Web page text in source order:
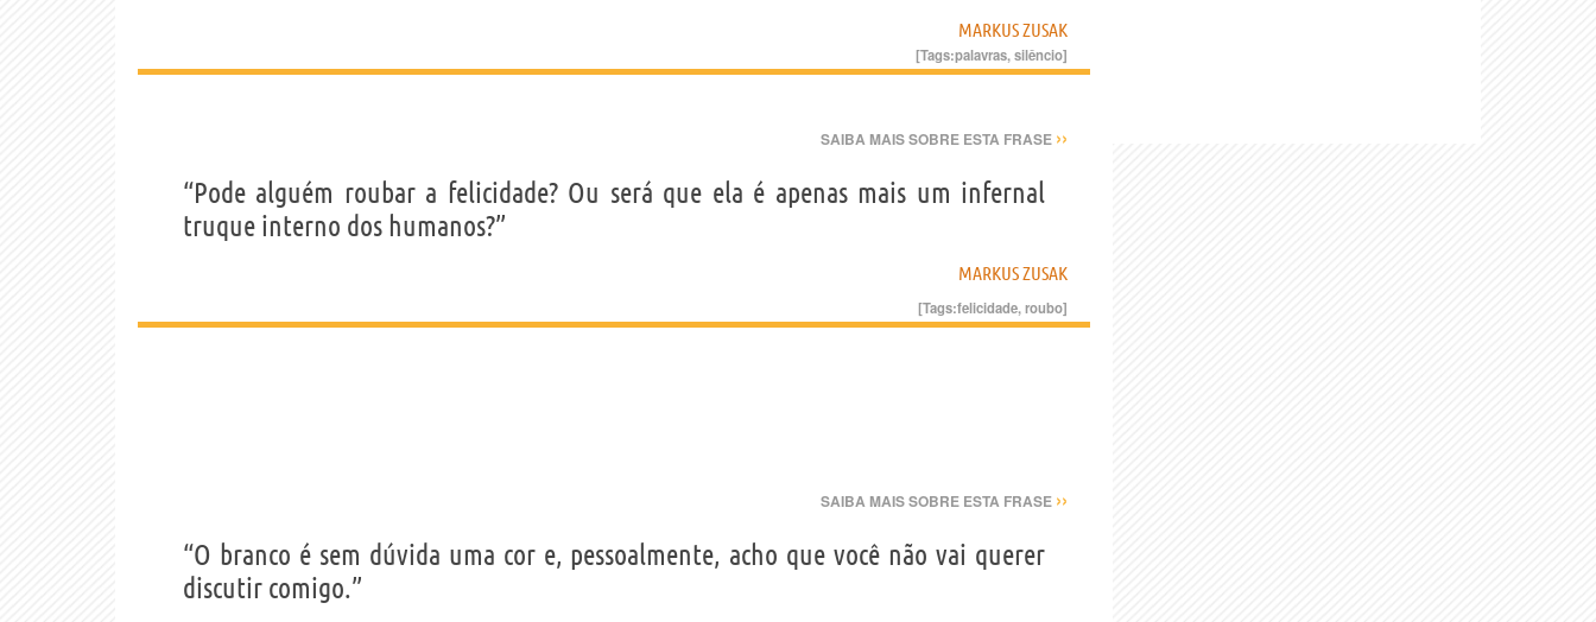
MARKUS ZUSAK
[Tags:palavras,silêncio]
SAIBA MAIS SOBRE ESTA FRASE ››
“Pode alguém roubar a felicidade? Ou será que ela é apenas mais um infernal
truque interno dos humanos?”
MARKUS ZUSAK
[Tags:felicidade,roubo]
SAIBA MAIS SOBRE ESTA FRASE ››
“O branco é sem dúvida uma cor e, pessoalmente, acho que você não vai querer
discutir comigo.”